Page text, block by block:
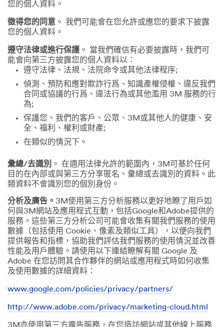
您的個人資料。
徵得您的同意 。 我們可能會在您允許或應您的要求下披露
您的個人資料。
遵守法律或進行保護。 當我們確信有必要披露時，我們可
能會向第三方披露您的個人資料以：
遵守法律、法規、法院命令或其他法律程序;
偵測、預防和應對欺詐行爲、知識產權侵權、違反我們
合同或協議的行爲、違法行為或其他濫用 3M 服務的行
為;
保護您、我們的客戶、公眾、3M或其他人的健康、安
全、福利、權利或財產;
在類似的情況下。
彙總/去識別 。 在適用法律允許的範圍內，3M可基於任何
目的在內部或與第三方分享匿名、彙總或去識別的資料。此
類資料不會識別您的個別身份。
分析及廣告。 3M使用第三方分析服務以更好地瞭了用戶如
何與3M網站及應用程式互動，包括Google和Adobe提供的
服務。這些第三方分析公司可能會收集有關我們服務的使用
數據（包括使用 Cookie、像素及類似工具），以便向我們
提供報告和指標，協助我們評估我們服務的使用情況並改善
性能及用戶體驗。請使用以下連結瞭解有關 Google 及
Adobe 在您訪問其合作夥伴的網站或應用程式時如何收集
及使用數據的詳細資料：
www.google.com/policies/privacy/partners/
http://www.adobe.com/privacy/marketing-cloud.html